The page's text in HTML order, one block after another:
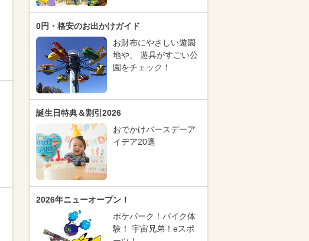
0円・格安のお出かけガイド
お財布にやさしい遊園
地や、 遊具がすごい公
園をチェック！
誕生日特典＆割引2026
おでかけバースデーア
イデア20選
2026年ニューオープン！
ポケパーク！バイク体
験！ 宇宙兄弟！eスポ